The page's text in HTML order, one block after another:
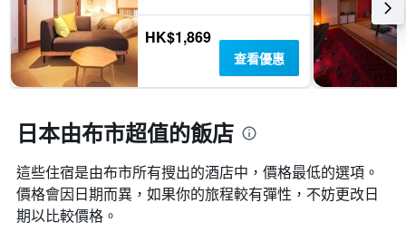
找
到
的
今
晚
平
均
價
格。
別。
此
圖
表
具
條
軸，
顯
示
過
X
軸，
顯
示
距
預
訂
期
的
天
數
HK$1,869
查看優惠
日本由布市超值的飯店
這些住宿是由布市所有搜出的酒店中，價格最低的選項。
價格會因日期而異，如果你的旅程較有彈性，不妨更改日
期以比較價格。